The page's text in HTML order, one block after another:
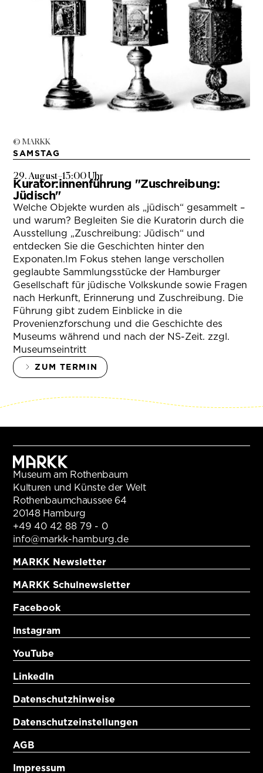
© MARKK
SAMSTAG
29. August–13:00 Uhr
Kurator:innenführung "Zuschreibung:
Jüdisch"
Welche Objekte wurden als „jüdisch“ gesammelt –
und warum? Begleiten Sie die Kuratorin durch die
Ausstellung „Zuschreibung: Jüdisch“ und
entdecken Sie die Geschichten hinter den
Exponaten.Im Fokus stehen lange verschollen
geglaubte Sammlungsstücke der Hamburger
Gesellschaft für jüdische Volkskunde sowie Fragen
nach Herkunft, Erinnerung und Zuschreibung. Die
Führung gibt zudem Einblicke in die
Provenienzforschung und die Geschichte des
Museums während und nach der NS-Zeit. zzgl.
Museumseintritt
ZUM TERMIN
Museum am Rothenbaum
Kulturen und Künste der Welt
Rothenbaumchaussee 64
20148 Hamburg
+49 40 42 88 79 - 0
info@markk-hamburg.de
MARKK Newsletter
MARKK Schulnewsletter
Facebook
Instagram
YouTube
LinkedIn
Datenschutzhinweise
Datenschutzeinstellungen
AGB
Impressum